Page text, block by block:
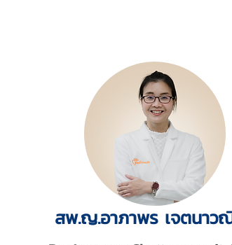
สพ.ญ.อาภาพร เจตนาว